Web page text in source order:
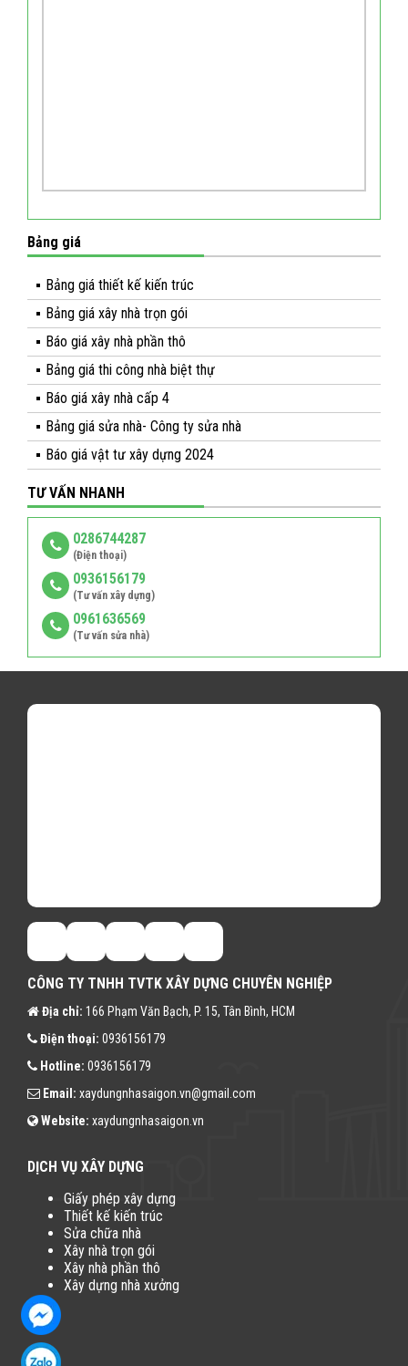
Bảng giá
Bảng giá thiết kế kiến trúc
Bảng giá xây nhà trọn gói
Báo giá xây nhà phần thô
Bảng giá thi công nhà biệt thự
Báo giá xây nhà cấp 4
Bảng giá sửa nhà- Công ty sửa nhà
Báo giá vật tư xây dựng 2024
TƯ VẤN NHANH
0286744287
(Điện thoại)
0936156179
(Tư vấn xây dựng)
0961636569
(Tư vấn sửa nhà)
CÔNG TY TNHH TVTK XÂY DỰNG CHUYÊN NGHIỆP
Địa chỉ: 166 Phạm Văn Bạch, P. 15, Tân Bình, HCM
Điện thoại: 0936156179
Hotline: 0936156179
Email: xaydungnhasaigon.vn@gmail.com
Website: xaydungnhasaigon.vn
DỊCH VỤ XÂY DỰNG
Giấy phép xây dựng
Thiết kế kiến trúc
Sửa chữa nhà
Xây nhà trọn gói
Xây nhà phần thô
Xây dựng nhà xưởng